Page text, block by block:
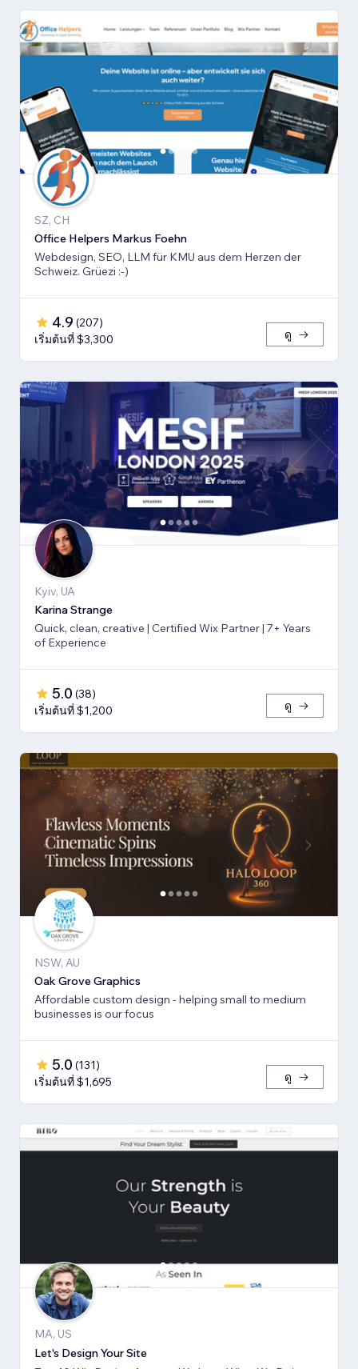
SZ, CH
Office Helpers Markus Foehn
Webdesign, SEO, LLM für KMU aus dem Herzen der
Schweiz. Grüezi :-)
4.9 (207)
เริ่มต้นที่ $3,300
ดู
Kyiv, UA
Karina Strange
Quick, clean, creative | Certified Wix Partner | 7+ Years
of Experience
5.0 (38)
เริ่มต้นที่ $1,200
ดู
NSW, AU
Oak Grove Graphics
Affordable custom design - helping small to medium
businesses is our focus
5.0 (131)
เริ่มต้นที่ $1,695
ดู
MA, US
Let's Design Your Site